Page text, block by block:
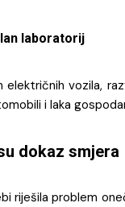
laboratorij
vozila,
i laka
dokaz smjera
riješila problem